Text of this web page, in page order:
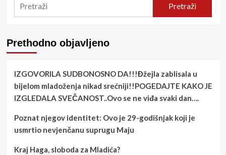
Pretraži
Prethodno objavljeno
IZGOVORILA SUDBONOSNO DA!!!Đžejla zablisala u
bijelom mladoženja nikad srećniji!!POGEDAJTE KAKO JE
IZGLEDALA SVEČANOST..Ovo se ne viđa svaki dan….
Poznat njegov identitet: Ovo je 29-godišnjak koji je
usmrtio nevjenčanu suprugu Maju
Kraj Haga, sloboda za Mladića?